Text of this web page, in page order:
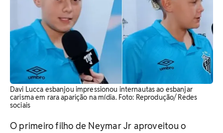
Davi Lucca esbanjou impressionou internautas ao esbanjar
carisma em rara aparição na mídia. Foto: Reprodução/ Redes
sociais
O primeiro filho de Neymar Jr aproveitou o